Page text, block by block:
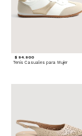
$ 94.900
Tenis Casuales para Mujer